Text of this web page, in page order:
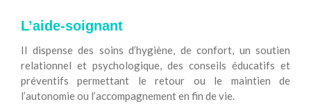
L’aide-soignant
Il dispense des soins d’hygiène, de confort, un soutien
relationnel et psychologique, des conseils éducatifs et
préventifs permettant le retour ou le maintien de
l’autonomie ou l’accompagnement en fin de vie.